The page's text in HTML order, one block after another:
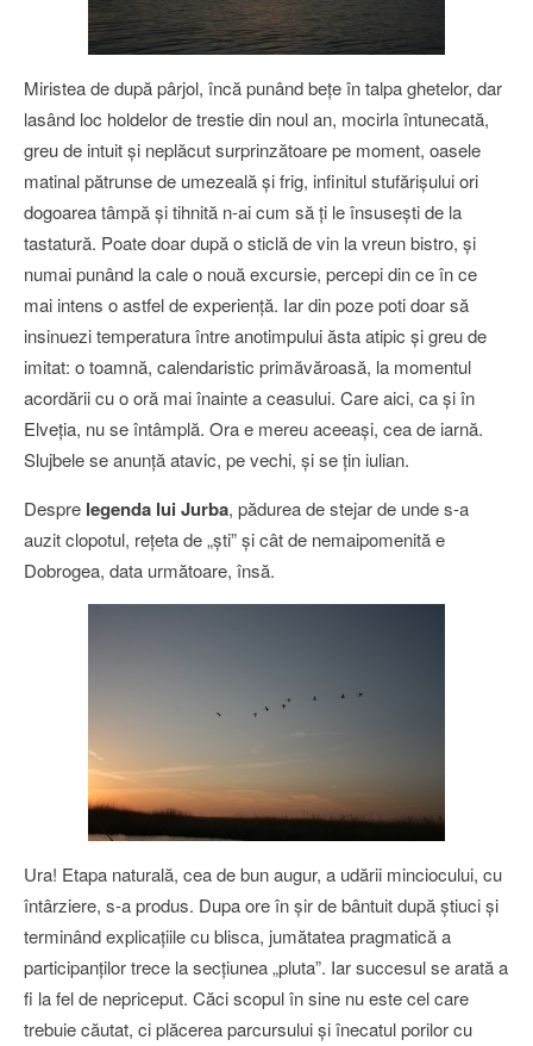
Miristea de după pârjol, încă punând beţe în talpa ghetelor, dar
lasând loc holdelor de trestie din noul an, mocirla întunecată,
greu de intuit şi neplăcut surprinzătoare pe moment, oasele
matinal pătrunse de umezeală şi frig, infinitul stufărişului ori
dogoarea tâmpă şi tihnită n-ai cum să ţi le însuseşti de la
tastatură. Poate doar după o sticlă de vin la vreun bistro, şi
numai punând la cale o nouă excursie, percepi din ce în ce
mai intens o astfel de experienţă. Iar din poze poti doar să
insinuezi temperatura între anotimpului ăsta atipic şi greu de
imitat: o toamnă, calendaristic primăvăroasă, la momentul
acordării cu o oră mai înainte a ceasului. Care aici, ca şi în
Elveţia, nu se întâmplă. Ora e mereu aceeaşi, cea de iarnă.
Slujbele se anunţă atavic, pe vechi, şi se ţin iulian.
Despre legenda lui Jurba, pădurea de stejar de unde s-a
auzit clopotul, reţeta de „şti” şi cât de nemaipomenită e
Dobrogea, data următoare, însă.
Ura! Etapa naturală, cea de bun augur, a udării minciocului, cu
întârziere, s-a produs. Dupa ore în şir de bântuit după ştiuci şi
terminând explicaţiile cu blisca, jumătatea pragmatică a
participanţilor trece la secţiunea „pluta”. Iar succesul se arată a
fi la fel de nepriceput. Căci scopul în sine nu este cel care
trebuie căutat, ci plăcerea parcursului şi înecatul porilor cu